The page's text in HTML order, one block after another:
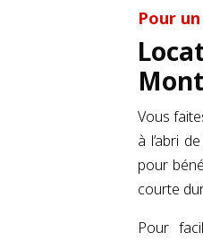
Pour
Vous
à l’abri
pour
courte
Pour